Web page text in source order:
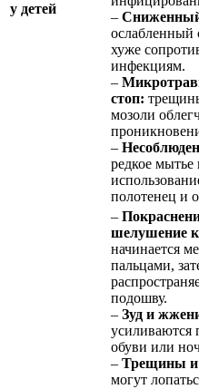
у детей
–
ослабленный
хуже
инфекциям.
–
стоп:
мозоли
–
редкое мытье
полотенец и
–
шелушение
начинается
пальцами,
подошву.
– Зуд и
усиливаются
обуви или
– Трещины и
могут